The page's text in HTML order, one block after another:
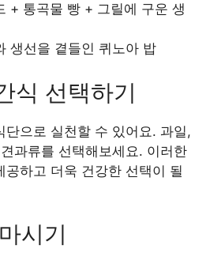
+ 통곡물 빵 + 그릴에 구운 생
생선을 곁들인 퀴노아 밥
식 선택하기
단으로 실천할 수 있어요. 과일,
과류를 선택해보세요. 이러한
공하고 더욱 건강한 선택이 될
시기